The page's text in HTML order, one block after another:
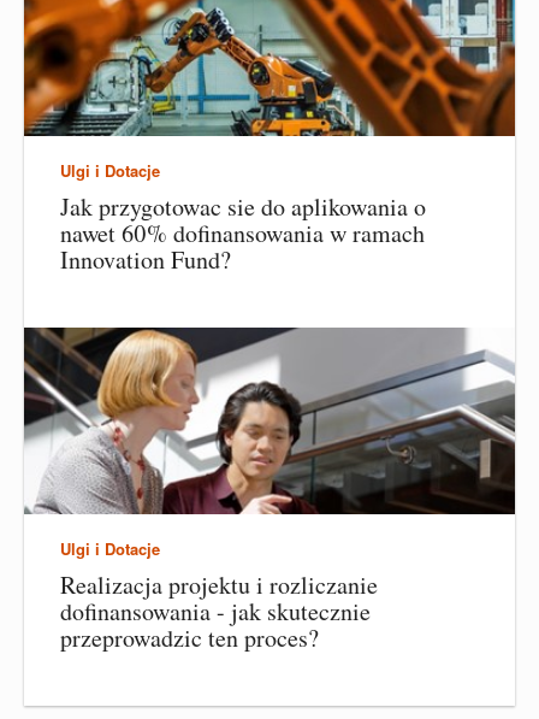
Ulgi i Dotacje
Jak przygotowac sie do aplikowania o
nawet 60% dofinansowania w ramach
Innovation Fund?
Ulgi i Dotacje
Realizacja projektu i rozliczanie
dofinansowania - jak skutecznie
przeprowadzic ten proces?